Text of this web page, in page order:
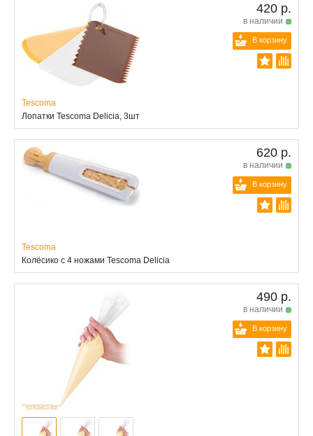
420 р.
в наличии
В корзину
Tescoma
Лопатки Tescoma Delicia, 3шт
620 р.
в наличии
В корзину
Tescoma
Колёсико с 4 ножами Tescoma Delicia
490 р.
в наличии
В корзину